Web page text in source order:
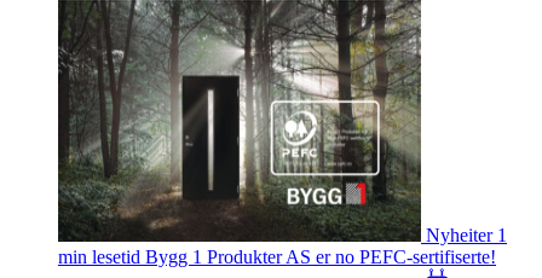
Nyheiter 1
min lesetid Bygg 1 Produkter AS er no PEFC-sertifiserte!